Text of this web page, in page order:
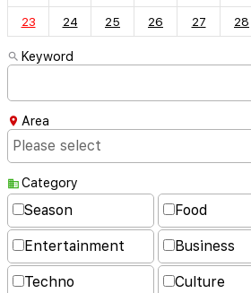
23 24 25 26 27 28
Keyword
Area
Category
Season Food
Entertainment Business
Techno Culture